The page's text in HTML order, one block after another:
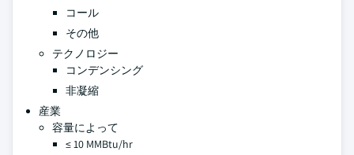
コール
その他
テクノロジー
コンデンシング
非凝縮
産業
容量によって
≤ 10 MMBtu/hr